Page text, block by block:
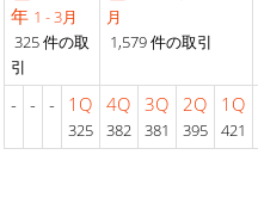
年 1 - 3月
325 件の取
引
月
1,579 件の取引
- - - 1Q
325
4Q
382
3Q
381
2Q
395
1Q
421